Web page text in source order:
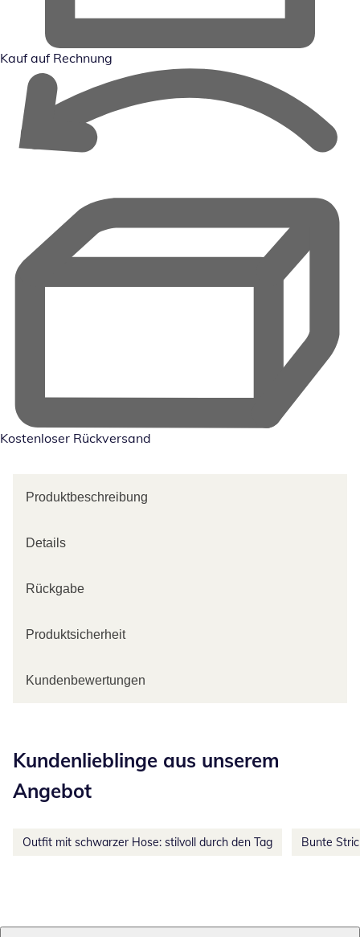
Kauf auf Rechnung
Kostenloser Rückversand
Produktbeschreibung
Details
Rückgabe
Produktsicherheit
Kundenbewertungen
Kundenlieblinge aus unserem
Angebot
Outfit mit schwarzer Hose: stilvoll durch den Tag Bunte